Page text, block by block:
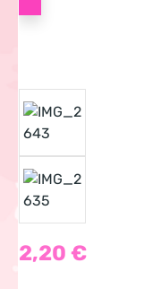
Regulärer Preis:
2,20 €